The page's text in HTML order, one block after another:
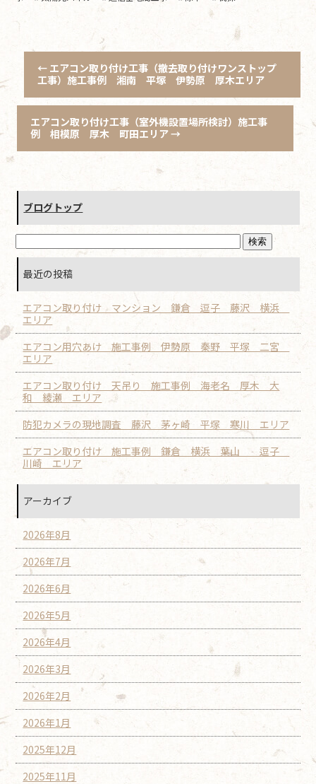
← エアコン取り付け工事（撤去取り付けワンストップ
工事）施工事例 湘南 平塚 伊勢原 厚木エリア
エアコン取り付け工事（室外機設置場所検討）施工事
例 相模原 厚木 町田エリア→
ブログトップ
最近の投稿
エアコン取り付け マンション 鎌倉 逗子 藤沢 横浜
エリア
エアコン用穴あけ 施工事例 伊勢原 秦野 平塚 二宮
エリア
エアコン取り付け 天吊り 施工事例 海老名 厚木 大
和 綾瀬 エリア
防犯カメラの現地調査 藤沢 茅ヶ崎 平塚 寒川 エリア
エアコン取り付け 施工事例 鎌倉 横浜 葉山 逗子
川崎 エリア
アーカイブ
2026年8月
2026年7月
2026年6月
2026年5月
2026年4月
2026年3月
2026年2月
2026年1月
2025年12月
2025年11月